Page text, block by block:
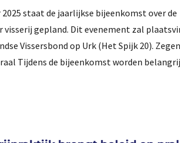
staat de jaarlijkse bijeenkomst over de
visserij gepland. Dit evenement zal
Vissersbond op Urk (Het Spijk 20).
Tijdens de bijeenkomst worden